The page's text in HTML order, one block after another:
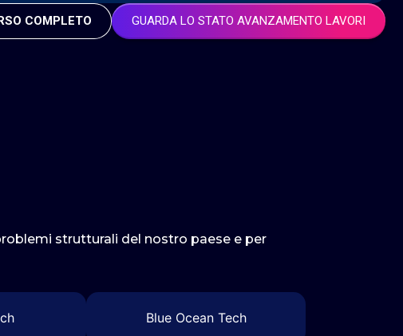
COMPLETO GUARDA LO STATO AVANZAMENTO LAVORI
strutturali del nostro paese e per
Blue Ocean Tech